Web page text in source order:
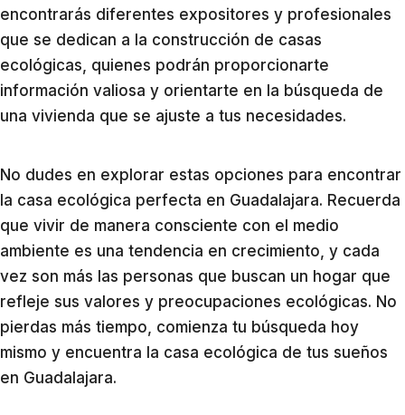
encontrarás diferentes expositores y profesionales
que se dedican a la construcción de casas
ecológicas, quienes podrán proporcionarte
información valiosa y orientarte en la búsqueda de
una vivienda que se ajuste a tus necesidades.
No dudes en explorar estas opciones para encontrar
la casa ecológica perfecta en Guadalajara. Recuerda
que vivir de manera consciente con el medio
ambiente es una tendencia en crecimiento, y cada
vez son más las personas que buscan un hogar que
refleje sus valores y preocupaciones ecológicas. No
pierdas más tiempo, comienza tu búsqueda hoy
mismo y encuentra la casa ecológica de tus sueños
en Guadalajara.